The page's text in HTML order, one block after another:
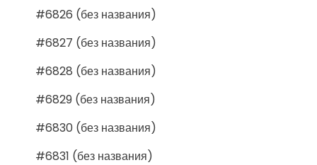
#6826 (без названия)
#6827 (без названия)
#6828 (без названия)
#6829 (без названия)
#6830 (без названия)
#6831 (без названия)